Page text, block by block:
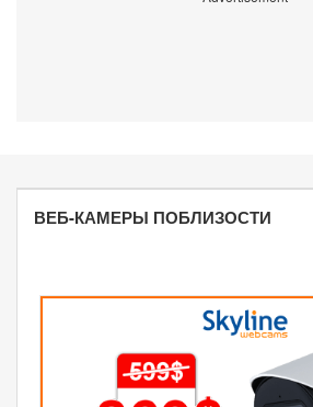
ВЕБ-КАМЕРЫ ПОБЛИЗОСТИ